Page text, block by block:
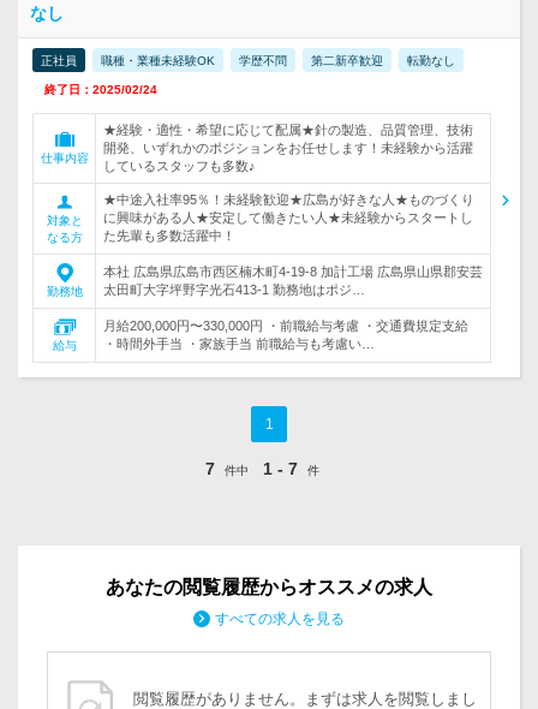
なし
正社員 職種・業種未経験OK 学歴不問 第二新卒歓迎 転勤なし
終了日：2025/02/24
仕事内容
★経験・適性・希望に応じて配属★針の製造、品質管理、技術
開発、いずれかのポジションをお任せします！未経験から活躍
しているスタッフも多数♪
対象と
なる方
★中途入社率95％！未経験歓迎★広島が好きな人★ものづくり
に興味がある人★安定して働きたい人★未経験からスタートし
た先輩も多数活躍中！
勤務地
本社 広島県広島市西区楠木町4-19-8 加計工場 広島県山県郡安芸
太田町大字坪野字光石413-1 勤務地はポジ…
給与
月給200,000円〜330,000円 ・前職給与考慮 ・交通費規定支給
・時間外手当 ・家族手当 前職給与も考慮い…
1
7 件中 1 - 7 件
あなたの閲覧履歴からオススメの求人
すべての求人を見る
閲覧履歴がありません。まずは求人を閲覧しまし